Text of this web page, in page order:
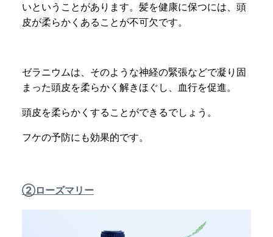
いということがあります。髪を健康に保つには、頭
皮が柔らかくあることが不可欠です。
ゼラニウムは、そのような神経の緊張などで凝り固
まった頭皮を柔らかく解きほぐし、血行を促進。
頭皮を柔らかくすることができるでしょう。
フケの予防にも効果的です。
②ローズマリー